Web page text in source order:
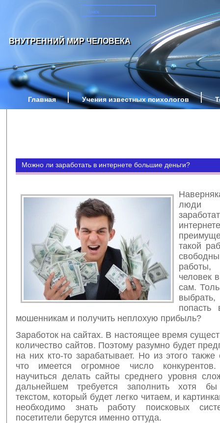
ВНУТРЕННИЙ МИР ЧЕЛОВЕКА
Главная Учения известных психологов
Можно ли заработать в интернете большие деньги?
люди
такой
человек
сам.
мошенникам и получить неплохую прибыль?
Заработок на сайтах. В настоящее время
количество сайтов. Поэтому разумно будет
на них кто-то зарабатывает. Но из этого также
что имеется огромное число
научиться делать сайты среднего уровня
дальнейшем требуется заполнить хотя
текстом, который будет легко читаем, и
необходимо знать работу поисковых
посетители берутся именно оттуда.